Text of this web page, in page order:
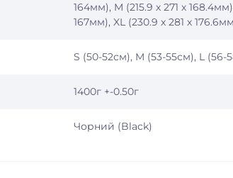
164мм), M (215.9 х 271 х
167мм), XL (230.9 х 281 х
S (50-52см), M (53-55см), L (56-
1400г +-0.50г
Чорний (Black)